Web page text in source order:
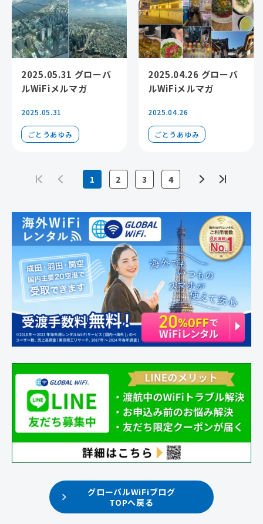
ごとうあゆみ
2025.05.31 グローバ
ルWiFiメルマガ
2025.05.31
ごとうあゆみ
2025.04.26 グローバ
ルWiFiメルマガ
2025.04.26
1 2 3 4
グローバルWiFiブログ
TOPへ戻る